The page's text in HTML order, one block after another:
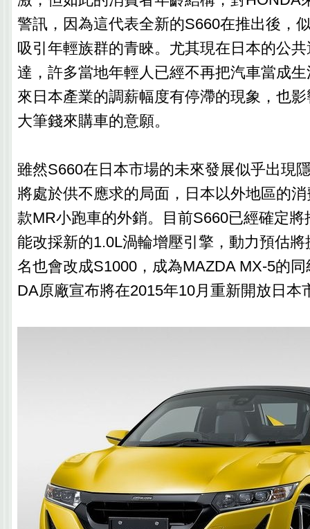
警訊，因為這代表全新的S660在推出後，
吸引年輕族群的青睞。尤其現在日本的公
達，許多當地年輕人已經不再把汽車當成
來日本產業的調薪幅度有停滯的現象，也
大筆錢來購車的意願。
雖然S660在日本市場的未來發展似乎出現
將處於供不應求的局面，日本以外地區的
款MR小跑車的外銷。目前S660已經確定
能改採新的1.0L渦輪增壓引擎，動力預估
名也會改成S1000，成為MAZDA MX-5的
DA原廠宣布將在2015年10月重新開放日本